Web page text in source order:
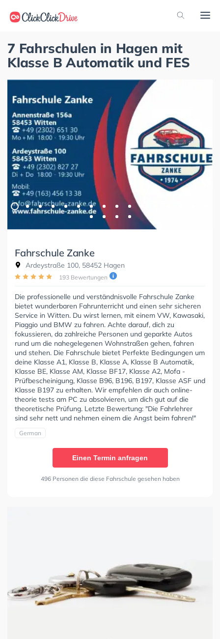
7 Fahrschulen in Hagen mit
Klasse B Automatik und FES
Fahrschule Zanke
Ardeystraße 100, 58452 Hagen
193 Bewertungen
Die professionelle und verständnisvolle Fahrschule Zanke
bietet wunderbaren Fahrunterricht und einen sehr sicheren
Service in Witten. Du wirst lernen, mit einem VW, Kawasaki,
Piaggio und BMW zu fahren. Achte darauf, dich zu
fokussieren, da zahlreiche Personen und geparkte Autos
rund um die nahegelegenen Wohnstraßen gehen, fahren
und stehen. Die Fahrschule bietet Perfekte Bedingungen um
deine Klasse A1, Klasse B, Klasse A, Klasse B Automatik,
Klasse BE, Klasse AM, Klasse BF17, Klasse A2, Mofa -
Prüfbescheinigung, Klasse B96, B196, B197, Klasse ASF und
Klasse B197 zu erhalten. Wir empfehlen dir auch online-
theorie tests am PC zu absolvieren, um dich gut auf die
theoretische Prüfung. Letzte Bewertung: "Die Fahrlehrer
sind sehr nett und nehmen einem die Angst beim fahren!"
German
Einen Termin anfragen
496 Personen die diese Fahrschule gesehen haben